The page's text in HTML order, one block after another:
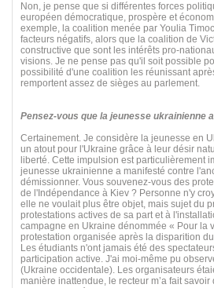
Non, je pense que si différentes forces
européen démocratique, prospère et
exemple, la coalition menée par Youlia
facteurs négatifs, alors que la coalition de
constructive que sont les intérêts pro-
visions. Je ne pense pas qu'il soit possible
possibilité d'une coalition les réunissant
remportent assez de sièges au parlement.
Pensez-vous que la jeunesse ukrainienne
Certainement. Je considère la jeunesse en
un atout pour l'Ukraine grâce à leur désir
liberté. Cette impulsion est particulièrement
jeunesse ukrainienne a manifesté contre
démissionner. Vous souvenez-vous des
de l'Indépendance à Kiev ? Personne n'y
elle ne voulait plus être objet, mais sujet du
protestations actives de sa part et à
campagne en Ukraine dénommée « Pour la
protestation organisée après la disparition
Les étudiants n'ont jamais été des
participation active. J'ai moi-même pu
(Ukraine occidentale). Les organisateurs
manière inattendue, le recteur m’a fait